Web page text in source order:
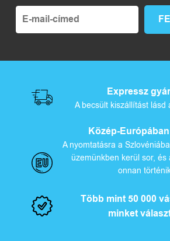
Expressz
A becsült kiszállítást lásd
Közép-
A nyomtatásra a
üzemünkben kerül sor, és
onnan
Több mint 50 000
minket